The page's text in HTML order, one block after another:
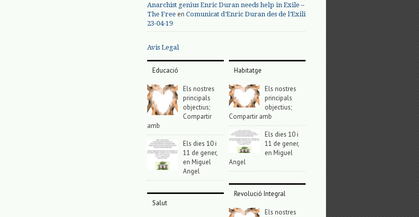
Anarchist genius Enric Duran needs help in Exile –
The Free en Comunicat d’Enric Duran des de l’Exili
23-04-19
Avis Legal
Educació
Els nostres
principals
objectius;
Compartir
amb
Els dies 10 i
11 de gener,
en Miguel
Angel
Salut
Habitatge
Els nostres
principals
objectius;
Compartir amb
Els dies 10 i
11 de gener,
en Miguel
Angel
Revolució Integral
Els nostres